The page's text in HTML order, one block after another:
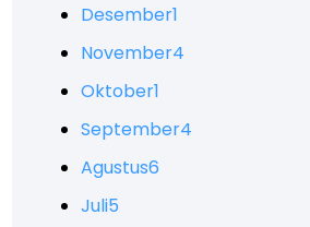
Desember1
November4
Oktober1
September4
Agustus6
Juli5